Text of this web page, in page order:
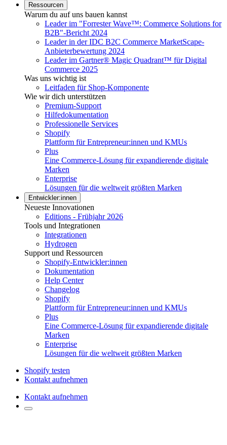
Ressourcen
Warum du auf uns bauen kannst
Leader im "Forrester Wave™: Commerce Solutions for
B2B"-Bericht 2024
Leader in der IDC B2C Commerce MarketScape-
Anbieterbewertung 2024
Leader im Gartner® Magic Quadrant™ für Digital
Commerce 2025
Was uns wichtig ist
Leitfaden für Shop-Komponente
Wie wir dich unterstützen
Premium-Support
Hilfedokumentation
Professionelle Services
Shopify
Plattform für Entrepreneur:innen und KMUs
Plus
Eine Commerce-Lösung für expandierende digitale
Marken
Enterprise
Lösungen für die weltweit größten Marken
Entwickler:innen
Neueste Innovationen
Editions - Frühjahr 2026
Tools und Integrationen
Integrationen
Hydrogen
Support und Ressourcen
Shopify-Entwickler:innen
Dokumentation
Help Center
Changelog
Shopify
Plattform für Entrepreneur:innen und KMUs
Plus
Eine Commerce-Lösung für expandierende digitale
Marken
Enterprise
Lösungen für die weltweit größten Marken
Shopify testen
Kontakt aufnehmen
Kontakt aufnehmen